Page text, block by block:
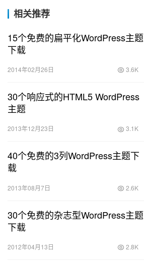
相关推荐
15个免费的扁平化WordPress主题
下载
2014年02月26日 3.6K
30个响应式的HTML5 WordPress
主题
2013年12月23日 3.1K
40个免费的3列WordPress主题下
载
2013年08月7日 2.6K
30个免费的杂志型WordPress主题
下载
2012年04月13日 2.8K